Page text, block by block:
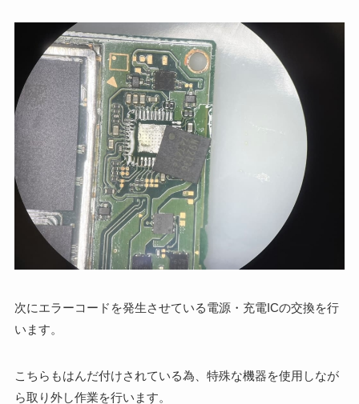
次にエラーコードを発生させている電源・充電ICの交換を行
います。
こちらもはんだ付けされている為、特殊な機器を使用しなが
ら取り外し作業を行います。